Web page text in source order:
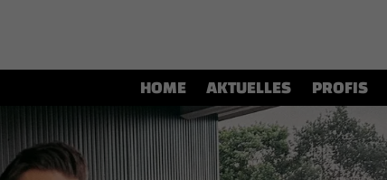
HOME AKTUELLES PROFIS